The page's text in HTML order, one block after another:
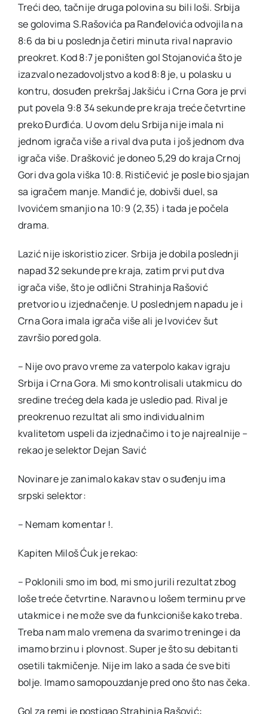
Treći deo, tačnije druga polovina su bili loši. Srbija
se golovima S.Rašovića pa Ranđelovića odvojila na
8:6 da bi u poslednja četiri minuta rival napravio
preokret. Kod 8:7 je poništen gol Stojanovića što je
izazvalo nezadovoljstvo a kod 8:8 je, u polasku u
kontru, dosuđen prekršaj Jakšiću i Crna Gora je prvi
put povela 9:8 34 sekunde pre kraja treće četvrtine
preko Đurđića. U ovom delu Srbija nije imala ni
jednom igrača više a rival dva puta i još jednom dva
igrača više. Drašković je doneo 5,29 do kraja Crnoj
Gori dva gola viška 10:8. Rističević je posle bio sjajan
sa igračem manje. Mandić je, dobivši duel, sa
Ivovićem smanjio na 10:9 (2,35) i tada je počela
drama.
Lazić nije iskoristio zicer. Srbija je dobila poslednji
napad 32 sekunde pre kraja, zatim prvi put dva
igrača više, što je odlični Strahinja Rašović
pretvorio u izjednačenje. U poslednjem napadu je i
Crna Gora imala igrača više ali je Ivovićev šut
završio pored gola.
– Nije ovo pravo vreme za vaterpolo kakav igraju
Srbija i Crna Gora. Mi smo kontrolisali utakmicu do
sredine trećeg dela kada je usledio pad. Rival je
preokrenuo rezultat ali smo individualnim
kvalitetom uspeli da izjednačimo i to je najrealnije –
rekao je selektor Dejan Savić
Novinare je zanimalo kakav stav o suđenju ima
srpski selektor:
– Nemam komentar !.
Kapiten Miloš Ćuk je rekao:
– Poklonili smo im bod, mi smo jurili rezultat zbog
loše treće četvrtine. Naravno u lošem terminu prve
utakmice i ne može sve da funkcioniše kako treba.
Treba nam malo vremena da svarimo treninge i da
imamo brzinu i plovnost. Super je što su debitanti
osetili takmičenje. Nije im lako a sada će sve biti
bolje. Imamo samopouzdanje pred ono što nas čeka.
Gol za remi je postigao Strahinja Rašović: